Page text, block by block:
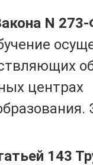
N
центрах
143